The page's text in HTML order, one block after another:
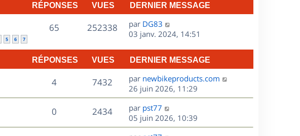
RÉPONSES VUES DERNIER MESSAGE
5 6 7
65R
p
n
252338V
D
e
r
m
e
s
s
par DG83
03 janv. 2024, 14:51
RÉPONSES VUES DERNIER MESSAGE
4R
é
7432V
u
D
e
r
n
i
e
par newbikeproducts.com
26 juin 2026, 11:29
0R
é
2434V
u
D
e
r
par pst77
05 juin 2026, 10:39